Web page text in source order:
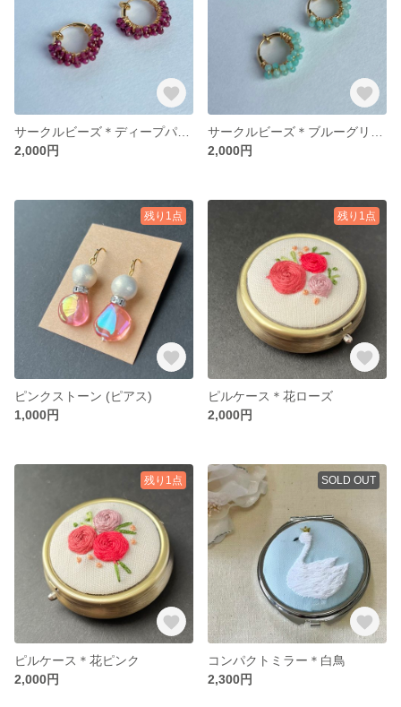
2,000円
2,000円
残り1点
ピンクストーン (ピアス)
1,000円
残り1点
ピルケース＊花ローズ
2,000円
残り1点
ピルケース＊花ピンク
2,000円
SOLD OUT
コンパクトミラー＊白鳥
2,300円